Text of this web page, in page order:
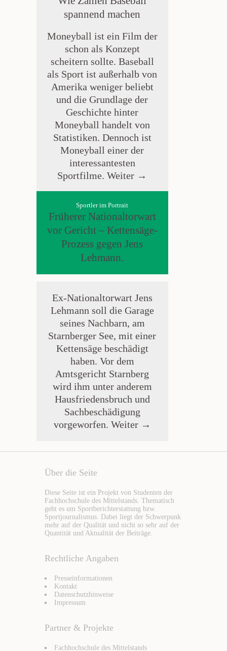
spannend machen
Moneyball ist ein Film der
schon als Konzept
scheitern sollte. Baseball
als Sport ist außerhalb von
Amerika weniger beliebt
und die Grundlage der
Geschichte hinter
Moneyball handelt von
Statistiken. Dennoch ist
Moneyball einer der
interessantesten
Sportfilme. Weiter →
Sportler im Portrait
Früherer Nationaltorwart
vor Gericht – Kettensäge-
Prozess gegen Jens
Lehmann.
Ex-Nationaltorwart Jens
Lehmann soll die Garage
seines Nachbarn, am
Starnberger See, mit einer
Kettensäge beschädigt
haben. Vor dem
Amtsgericht Starnberg
wird ihm unter anderem
Hausfriedensbruch und
Sachbeschädigung
vorgeworfen. Weiter →
Über die Seite
Diese Seite ist ein Projekt von Studenten der
Fachhochschule des Mittelstands. Thematisch
geht es um Sportberichterstattung bzw.
Sportjournalismus. Dabei liegt der Schwerpunk
mehr auf der Qualität und nicht so sehr auf der
Quantität und Aktualität der Beiträge.
Rechtliche Angaben
Presseinformationen
Kontakt
Datenschutzhinweise
Impressum
Partner & Projekte
Fachhochschule des Mittelstands